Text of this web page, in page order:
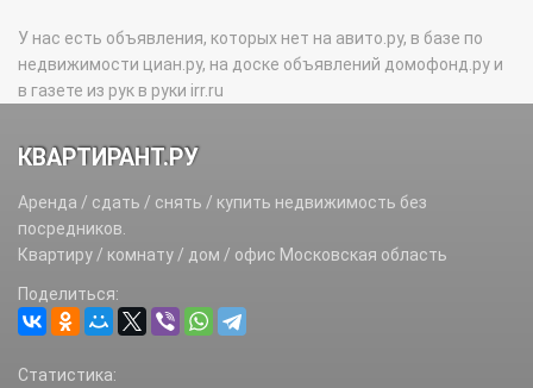
У нас есть объявления, которых нет на авито.ру, в базе по
недвижимости циан.ру, на доске объявлений домофонд.ру и
в газете из рук в руки irr.ru
КВАРТИРАНТ.РУ
Аренда / сдать / снять / купить недвижимость без
посредников.
Квартиру / комнату / дом / офис Московская область
Поделиться:
Статистика: